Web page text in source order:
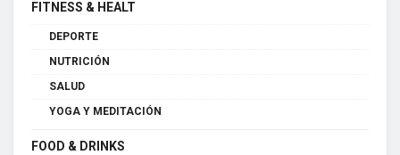
FITNESS & HEALT
DEPORTE
NUTRICIÓN
SALUD
YOGA Y MEDITACIÓN
FOOD & DRINKS